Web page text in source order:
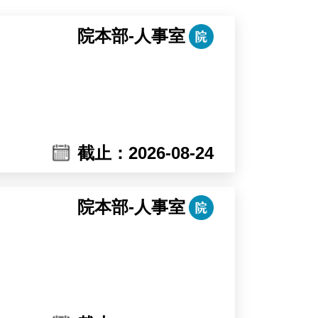
院本部-人事室
截止：2026-08-24
院本部-人事室